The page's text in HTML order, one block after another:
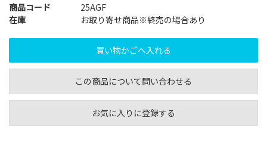
商品コード
25AGF
在庫
お取り寄せ商品※終売の場合あり
お気に入りに登録する
この商品について問い合わせる